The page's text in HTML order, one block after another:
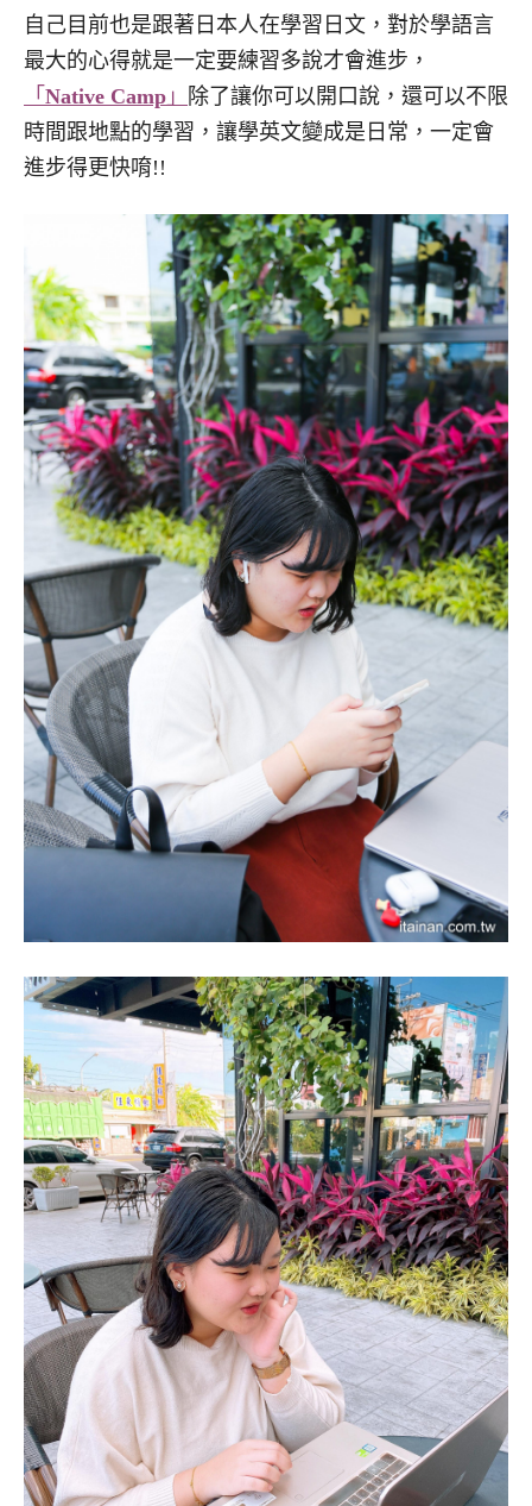
自己目前也是跟著日本人在學習日文，對於學語言
最大的心得就是一定要練習多說才會進步，
「 Native Camp 」
除了讓你可以開口說，還可以不限
時間跟地點的學習，讓學英文變成是日常，一定會
進步得更快唷!!